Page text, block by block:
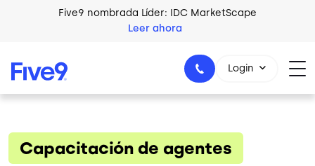
Skip to main contentFive9 nombrada Líder: IDC MarketScape
Leer ahora
+44-330-808-5300
Login
Capacitación de agentes